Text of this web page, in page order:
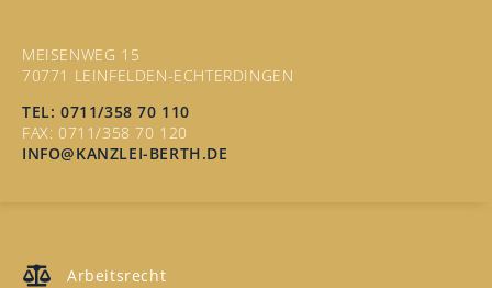
MEISENWEG 15
70771 LEINFELDEN-ECHTERDINGEN
TEL: 0711/358 70 110
FAX: 0711/358 70 120
INFO@KANZLEI-BERTH.DE
Arbeitsrecht